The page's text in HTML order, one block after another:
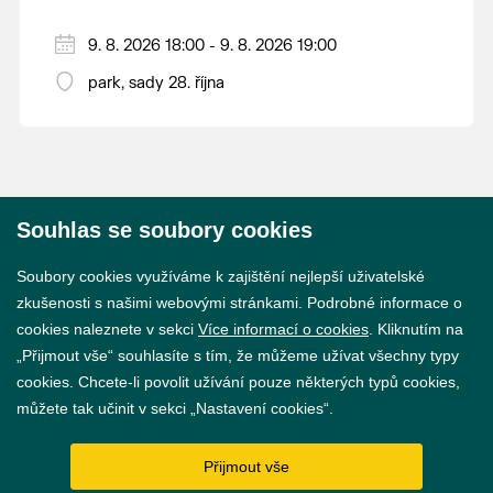
9. 8. 2026 18:00 - 9. 8. 2026 19:00
park, sady 28. října
GDPR
Nastavení cookies
Souhlas se soubory cookies
Soubory cookies využíváme k zajištění nejlepší uživatelské
zkušenosti s našimi webovými stránkami. Podrobné informace o
cookies naleznete v sekci Více informací o cookies . Kliknutím na
„Přijmout vše“ souhlasíte s tím, že můžeme užívat všechny typy
cookies. Chcete-li povolit užívání pouze některých typů cookies,
můžete tak učinit v sekci „Nastavení cookies“.
Přijmout vše